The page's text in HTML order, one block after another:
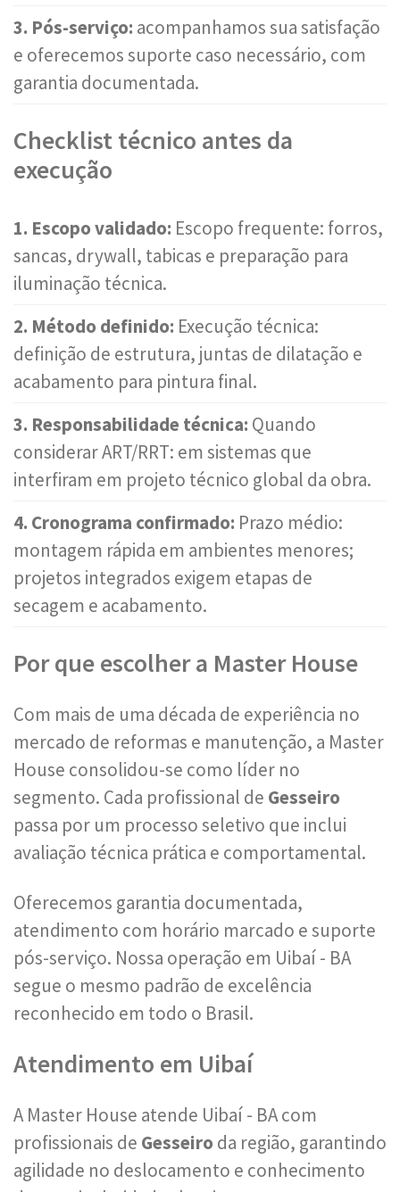
3. Pós-serviço: acompanhamos sua satisfação
e oferecemos suporte caso necessário, com
garantia documentada.
Checklist técnico antes da
execução
1. Escopo validado: Escopo frequente: forros,
sancas, drywall, tabicas e preparação para
iluminação técnica.
2. Método definido: Execução técnica:
definição de estrutura, juntas de dilatação e
acabamento para pintura final.
3. Responsabilidade técnica: Quando
considerar ART/RRT: em sistemas que
interfiram em projeto técnico global da obra.
4. Cronograma confirmado: Prazo médio:
montagem rápida em ambientes menores;
projetos integrados exigem etapas de
secagem e acabamento.
Por que escolher a Master House
Com mais de uma década de experiência no
mercado de reformas e manutenção, a Master
House consolidou-se como líder no
segmento. Cada profissional de Gesseiro
passa por um processo seletivo que inclui
avaliação técnica prática e comportamental.
Oferecemos garantia documentada,
atendimento com horário marcado e suporte
pós-serviço. Nossa operação em Uibaí - BA
segue o mesmo padrão de excelência
reconhecido em todo o Brasil.
Atendimento em Uibaí
A Master House atende Uibaí - BA com
profissionais de Gesseiro da região, garantindo
agilidade no deslocamento e conhecimento